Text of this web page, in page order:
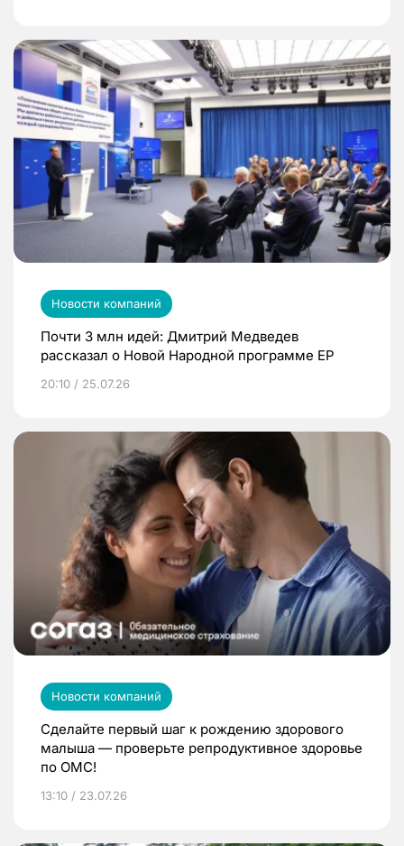
Новости компаний
Почти 3 млн идей: Дмитрий Медведев
рассказал о Новой Народной программе ЕР
20:10 / 25.07.26
Новости компаний
Сделайте первый шаг к рождению здорового
малыша — проверьте репродуктивное здоровье
по ОМС!
13:10 / 23.07.26